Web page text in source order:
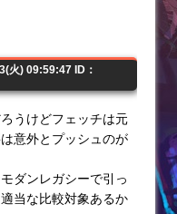
火) 09:59:47 ID：
うけどフェッチは元
意外とプッシュのが
ダンレガシーで引っ
当な比較対象あるか